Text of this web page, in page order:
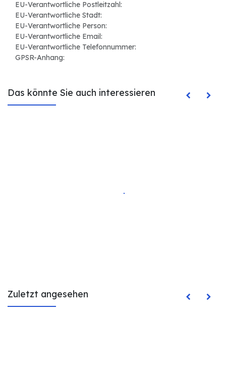
EU-Verantwortliche Postleitzahl:
EU-Verantwortliche Stadt:
EU-Verantwortliche Person:
EU-Verantwortliche Email:
EU-Verantwortliche Telefonnummer:
GPSR-Anhang:
Das könnte Sie auch interessieren
Zuletzt angesehen